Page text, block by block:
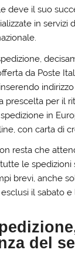
deve il suo
in servizi
da Poste
prescelta per il
in
con carta di
resta che
le
brevi, anche
esclusi il sabato
del